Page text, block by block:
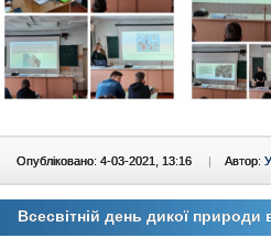
Опубліковано: 4-03-2021, 13:16 | Автор:
Всесвітній день дикої природи